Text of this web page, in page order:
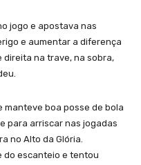
jogo e apostava nas
e aumentar a diferença
direita na trave, na sobra,
boa posse de bola
para arriscar nas jogadas
no Alto da Glória.
do escanteio e tentou